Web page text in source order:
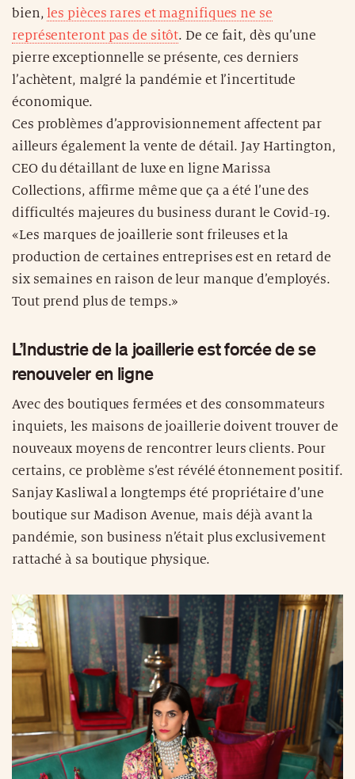
bien,les pièces rares et magnifiques ne se
représenteront pas de sitôt. De ce fait, dès qu’une
pierre exceptionnelle se présente, ces derniers
l’achètent, malgré la pandémie et l’incertitude
économique.
Ces problèmes d’approvisionnement affectent par
ailleurs également la vente de détail. Jay Hartington,
CEO du détaillant de luxe en ligne Marissa
Collections, affirme même que ça a été l’une des
difficultés majeures du business durant le Covid-19.
«Les marques de joaillerie sont frileuses et la
production de certaines entreprises est en retard de
six semaines en raison de leur manque d’employés.
Tout prend plus de temps.»
L’Industrie de la joaillerie est forcée de se
renouveler en ligne
Avec des boutiques fermées et des consommateurs
inquiets, les maisons de joaillerie doivent trouver de
nouveaux moyens de rencontrer leurs clients. Pour
certains, ce problème s’est révélé étonnement positif.
Sanjay Kasliwal a longtemps été propriétaire d’une
boutique sur Madison Avenue, mais déjà avant la
pandémie, son business n’était plus exclusivement
rattaché à sa boutique physique.